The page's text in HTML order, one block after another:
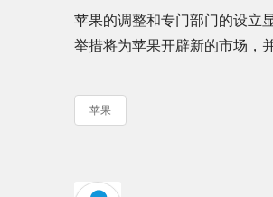
苹果的调整和专门部门的设立
举措将为苹果开辟新的市场，
苹果